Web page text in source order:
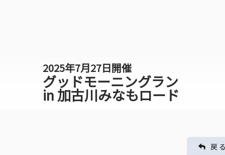
2025年7月27日開催
グッドモーニングラン
in 加古川みなもロード
戻